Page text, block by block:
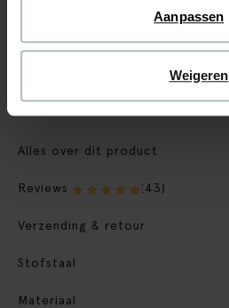
Aanpassen
Weigeren
We maken de bank gebruiksklaar
Verpakkingsmateriaal nemen we mee
Banken retourvoorwaarden
Alles over dit product
Reviews (43)
Verzending & retour
Stofstaal
Materiaal